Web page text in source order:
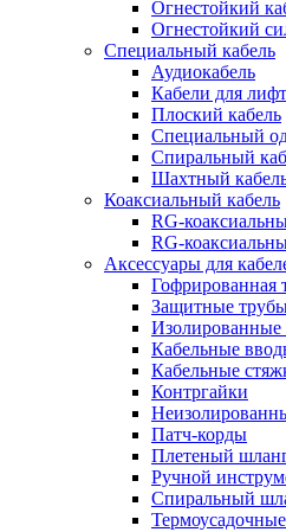
Огнестойкий
Огнестойкий
Специальный кабель
Аудиокабель
Кабели для
Плоский кабель
Специальный
Спиральный
Шахтный
Коаксиальный кабель
RG-
RG-
Аксессуары для
Гофрированная
Защитные
Изолированные
Кабельные
Кабельные
Контргайки
Патч-корды
Плетеный
Ручной
Спиральный